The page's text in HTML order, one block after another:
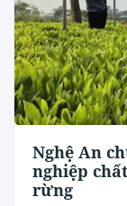
Nghệ An
nghiệp
rừng